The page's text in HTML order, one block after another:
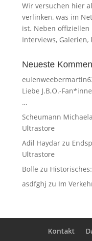
Wir versuchen hier
verlinken, was im
ist. Neben offiziellen
Interviews, Galerien,
Neueste
Liebe J.B.O.-
…
Scheumann Michaela
Ultrastore
Adil Haydarzu
Ultrastore
Bolle zu
asdfghj zu Im
Kontakt